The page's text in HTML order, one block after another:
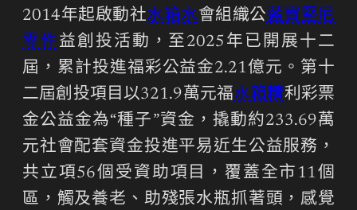
2014年起啟動社水箱水會組織公藍寶堅尼
零件益創投活動，至2025年已開展十二
屆，累計投進福彩公益金2.21億元。第十
二屆創投項目以321.9萬元福水箱精利彩票
金公益金為“種子”資金，撬動約233.69萬
元社會配套資金投進平易近生公益服務，
共立項56個受資助項目，覆蓋全市11個
區，觸及養老、助殘張水瓶抓著頭，感覺